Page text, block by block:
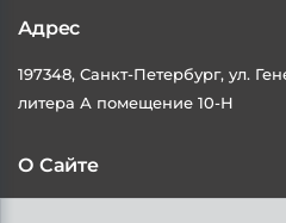
Адрес
197348, Санкт-Петербург, ул.
литера А помещение 10-Н
О Сайте